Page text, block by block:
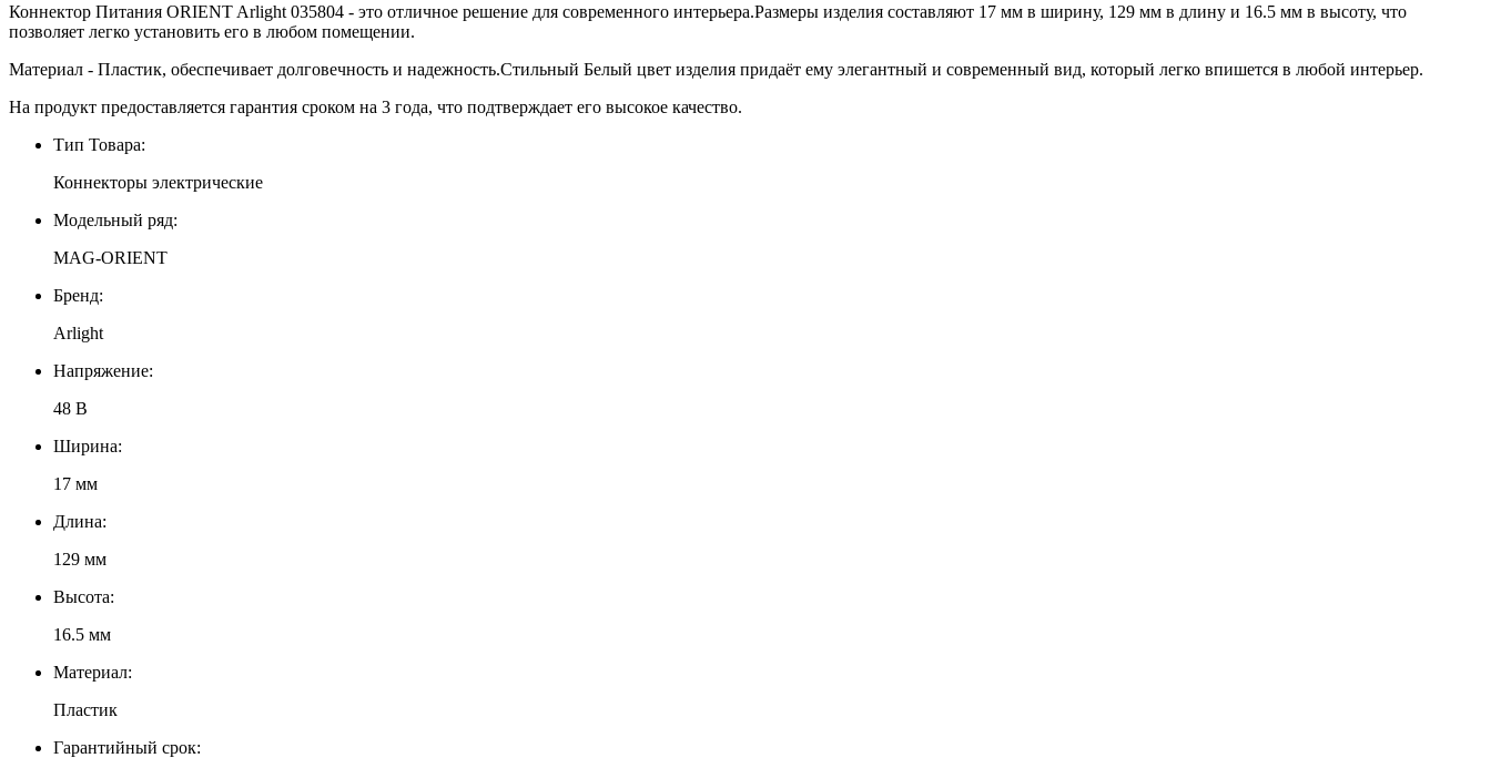
Коннектор Питания ORIENT Arlight 035804 - это отличное решение для современного интерьера.Размеры изделия составляют 17 мм в ширину, 129 мм в длину и 16.5 мм в высоту, что
позволяет легко установить его в любом помещении.
Материал - Пластик, обеспечивает долговечность и надежность.Стильный Белый цвет изделия придаёт ему элегантный и современный вид, который легко впишется в любой интерьер.
На продукт предоставляется гарантия сроком на 3 года, что подтверждает его высокое качество.
Тип Товара:
Коннекторы электрические
Модельный ряд:
MAG-ORIENT
Бренд:
Arlight
Напряжение:
48 В
Ширина:
17 мм
Длина:
129 мм
Высота:
16.5 мм
Материал:
Пластик
Гарантийный срок: